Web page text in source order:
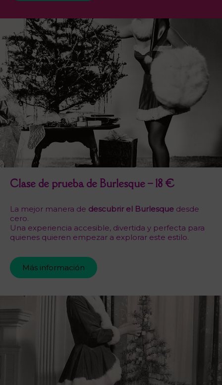
Clase de prueba de Burlesque – 18 €
La mejor manera de descubrir el Burlesque desde
cero.
Una experiencia accesible, divertida y perfecta para
quienes quieren empezar a explorar este estilo.
Más información